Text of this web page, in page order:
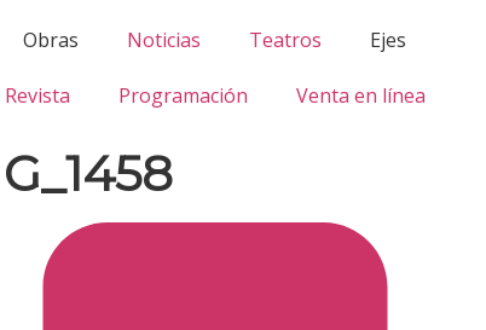
Obras Noticias Teatros Ejes
Revista Programación Venta en línea